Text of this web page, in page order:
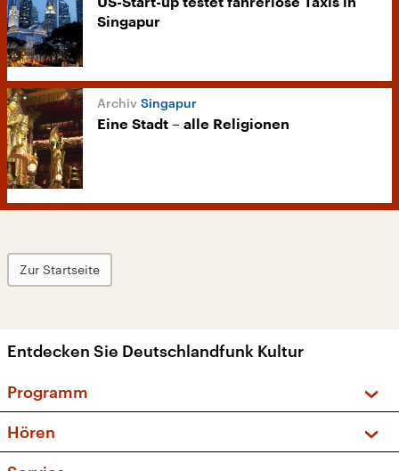
Singapur
Singapur
Eine Stadt – alle Religionen
Zur Startseite
Entdecken Sie Deutschlandfunk Kultur
Programm
Sendungen und Podcasts
Hören